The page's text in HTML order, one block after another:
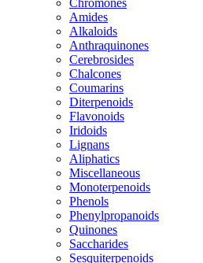
Chromones
Amides
Alkaloids
Anthraquinones
Cerebrosides
Chalcones
Coumarins
Diterpenoids
Flavonoids
Iridoids
Lignans
Aliphatics
Miscellaneous
Monoterpenoids
Phenols
Phenylpropanoids
Quinones
Saccharides
Sesquiterpenoids